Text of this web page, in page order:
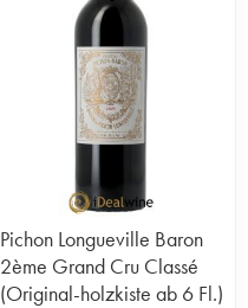
Pichon Longueville Baron
2ème Grand Cru Classé
(Original-holzkiste ab 6 Fl.)